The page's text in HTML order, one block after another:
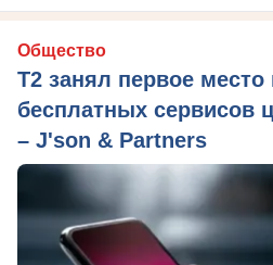
Общество
Т2 занял первое место
бесплатных сервисов
– J'son & Partners